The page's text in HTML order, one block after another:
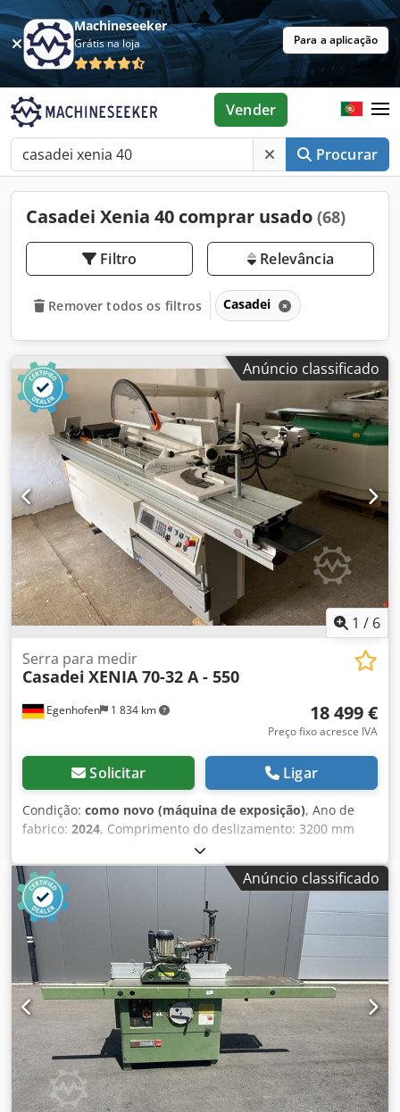
Machineseeker
Grátis na loja Para a aplicação
Procurar
Vender
Casadei Xenia 40 comprar usado (68)
Filtro Relevância
Remover todos os filtros Casadei
Anúncio classificado
1 / 6
Egenhofen 1 834 km
Serra para medir
Casadei XENIA 70-32 A - 550
18 499 €
Preço fixo acresce IVA
Solicitar Ligar
Condição: como novo (máquina de exposição), Ano de
fabrico: 2024, Comprimento do deslizamento: 3200 mm
Largura de corte no batente de largura: 1350 mm Largura
de corte na cerca de corte transversal: 3200 mm
Profundidade de corte: 200 mm Artilheiro: sim Lâmina de
serra de ajuste em altura: motorizada Lâmina de serra de
ajuste pivotante: motorizada Ajuste da largura de
paragem: manual Ângulo da lâmina de serra de exposição:
digital Visor de altura de corte: digital Paragem da largura
de exposição: escala Mostrar régua de corte: escala
Diâmetro da lâmina de serra: 550mm Velocidades: 3000 /
4000 / 5000 rpm Potência do motor: 7,5 kW Travão motor:
sim / automático Ligação de aspiração: 100mm e 120mm
Credpokuzd Hefx Afwjf Comprimento da máquina:
3600mm Largura da máquina: 2000mm Peso: 1000kg
Anúncio classificado